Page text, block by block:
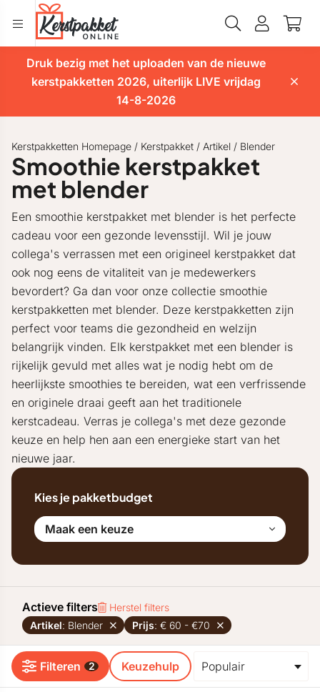
Druk bezig met het uploaden van de nieuwe
kerstpakketten 2026, uiterlijk LIVE vrijdag
14-8-2026
Kerstpakketten Homepage / Kerstpakket / Artikel / Blender
Smoothie kerstpakket
met blender
Een smoothie kerstpakket met blender is het perfecte
cadeau voor een gezonde levensstijl. Wil je jouw
collega's verrassen met een origineel kerstpakket dat
ook nog eens de vitaliteit van je medewerkers
bevordert? Ga dan voor onze collectie smoothie
kerstpakketten met blender. Deze kerstpakketten zijn
perfect voor teams die gezondheid en welzijn
belangrijk vinden. Elk kerstpakket met een blender is
rijkelijk gevuld met alles wat je nodig hebt om de
heerlijkste smoothies te bereiden, wat een verfrissende
en originele draai geeft aan het traditionele
kerstcadeau. Verras je collega's met deze gezonde
keuze en help hen aan een energieke start van het
nieuwe jaar.
Kies je pakketbudget
Maak een keuze
Actieve filters
Herstel filters
Artikel: Blender Prijs: € 60 - €70
Filteren 2 Keuzehulp